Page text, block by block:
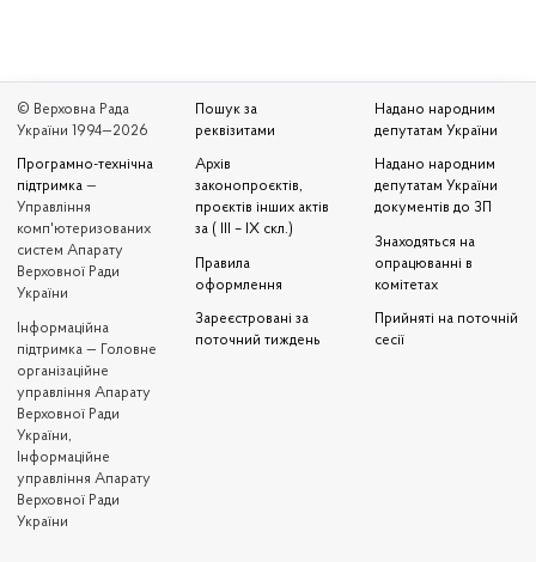
© Верховна Рада
України 1994—2026
Програмно-технічна
підтримка —
Управління
комп'ютеризованих
систем Апарату
Верховної Ради
України
Iнформаційна
підтримка — Головне
організаційне
управління Апарату
Верховної Ради
України,
Інформаційне
управління Апарату
Верховної Ради
України
Пошук за
реквізитами
Архів
законопроєктів,
проєктів інших актів
за ( III – IX скл.)
Правила
оформлення
Зареєстровані за
поточний тиждень
Надано народним
депутатам України
Надано народним
депутатам України
документів до ЗП
Знаходяться на
опрацюванні в
комітетах
Прийняті на поточній
сесії